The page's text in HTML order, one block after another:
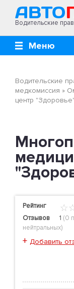
Водительские
Меню
Водительские
медкомиссия »
центр "Здоровье"
Рейтинг
Отзывов
1 (0
нейтральных)
+ Добавить